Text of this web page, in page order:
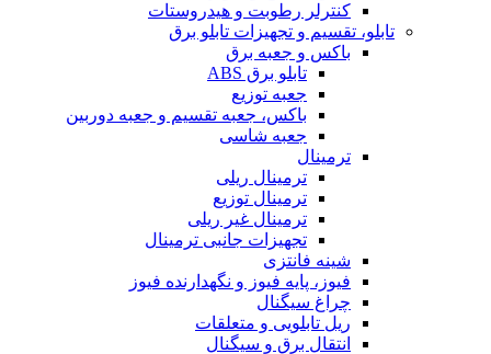
کنترلر رطوبت و هیدروستات
تابلو، تقسیم و تجهیزات تابلو برق
باکس و جعبه برق
تابلو برق ABS
جعبه توزیع
باکس، جعبه تقسیم و جعبه دوربین
جعبه شاسی
ترمینال
ترمینال ریلی
ترمینال توزیع
ترمینال غیر ریلی
تجهیزات جانبی ترمینال
شینه فانتزی
فیوز، پایه فیوز و نگهدارنده فیوز
چراغ سیگنال
ریل تابلویی و متعلقات
انتقال برق و سیگنال